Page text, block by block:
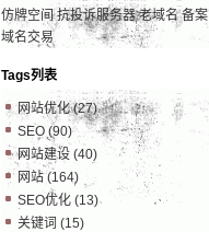
仿牌空间 抗投诉服务器 老域名 备案
域名交易
Tags列表
网站优化(27)
SEO(90)
网站建设 (40)
网站(164)
SEO优化 (13)
关键词 (15)